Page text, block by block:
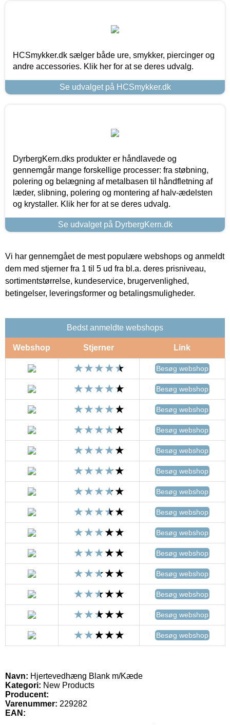
HCSmykker.dk sælger både ure, smykker, piercinger og
andre accessories. Klik her for at se deres udvalg.
Se udvalget på HCSmykker.dk
DyrbergKern.dks produkter er håndlavede og
gennemgår mange forskellige processer: fra støbning,
polering og belægning af metalbasen til håndfletning af
læder, slibning, polering og montering af halv-ædelsten
og krystaller. Klik her for at se deres udvalg.
Se udvalget på DyrbergKern.dk
Vi har gennemgået de mest populære webshops og anmeldt
dem med stjerner fra 1 til 5 ud fra bl.a. deres prisniveau,
sortimentstørrelse, kundeservice, brugervenlighed,
betingelser, leveringsformer og betalingsmuligheder.
Bedst anmeldte webshops
Webshop Stjerner Link
Besøg webshop
Besøg webshop
Besøg webshop
Besøg webshop
Besøg webshop
Besøg webshop
Besøg webshop
Besøg webshop
Besøg webshop
Besøg webshop
Besøg webshop
Besøg webshop
Besøg webshop
Besøg webshop
Navn: Hjertevedhæng Blank m/Kæde
Kategori: New Products
Producent:
Varenummer: 229282
EAN: